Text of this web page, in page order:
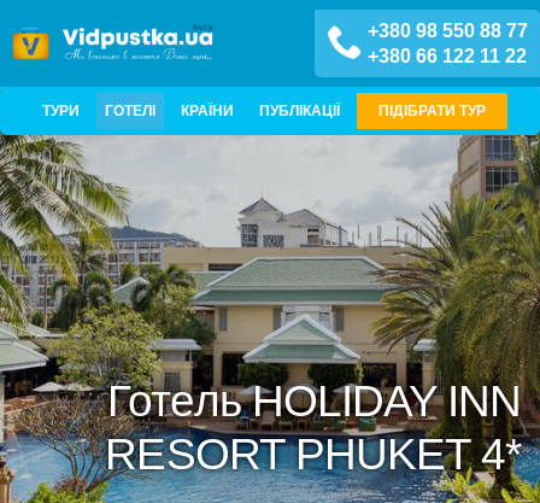
+380 98 550 88 77
+380 66 122 11 22
ТУРИ ГОТЕЛІ КРАЇНИ ПУБЛІКАЦІЇ ПІДІБРАТИ ТУР
Готель HOLIDAY INN
RESORT PHUKET 4*